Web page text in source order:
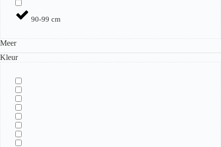
90-99 cm
Meer
Kleur